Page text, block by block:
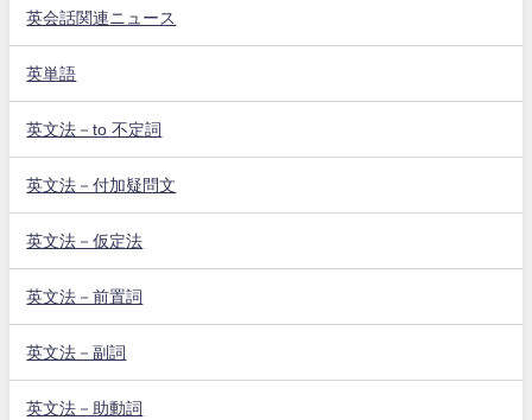
英会話関連ニュース
英単語
英文法－to 不定詞
英文法－付加疑問文
英文法－仮定法
英文法－前置詞
英文法－副詞
英文法－助動詞